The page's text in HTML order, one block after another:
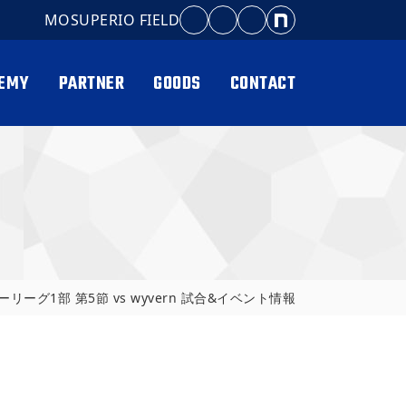
MOSUPERIO FIELD
PARTNER GOODS CONTACT
リーグ1部 第5節 vs wyvern 試合&イベント情報